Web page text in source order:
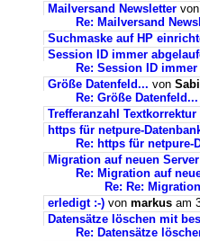
Mailversand Newsletter von
Re: Mailversand
Suchmaske auf HP
Session ID immer
Re: Session ID
Größe Datenfeld... von
Re: Größe Datenfeld...
Trefferanzahl
https für netpure-
Re: https für netpure-
Migration auf neuen
Re: Migration auf
Re: Re:
erledigt :-) von markus am
Datensätze löschen mit
Re: Datensätze